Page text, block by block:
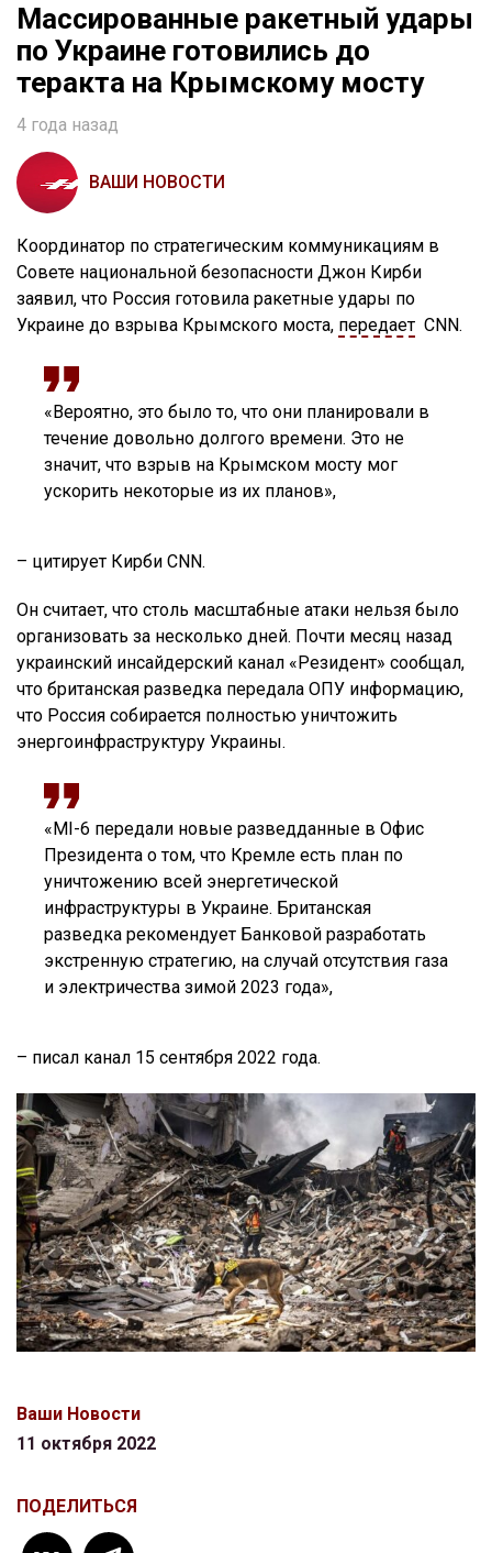
Массированные ракетный удары
по Украине готовились до
теракта на Крымскому мосту
4 года назад
ВАШИ НОВОСТИ
Координатор по стратегическим коммуникациям в
Совете национальной безопасности Джон Кирби
заявил, что Россия готовила ракетные удары по
Украине до взрыва Крымского моста, передает CNN.
«Вероятно, это было то, что они планировали в
течение довольно долгого времени. Это не
значит, что взрыв на Крымском мосту мог
ускорить некоторые из их планов»,
– цитирует Кирби CNN.
Он считает, что столь масштабные атаки нельзя было
организовать за несколько дней. Почти месяц назад
украинский инсайдерский канал «Резидент» сообщал,
что британская разведка передала ОПУ информацию,
что Россия собирается полностью уничтожить
энергоинфраструктуру Украины.
«MI-6 передали новые разведданные в Офис
Президента о том, что Кремле есть план по
уничтожению всей энергетической
инфраструктуры в Украине. Британская
разведка рекомендует Банковой разработать
экстренную стратегию, на случай отсутствия газа
и электричества зимой 2023 года»,
– писал канал 15 сентября 2022 года.
Ваши Новости
11 октября 2022
ПОДЕЛИТЬСЯ